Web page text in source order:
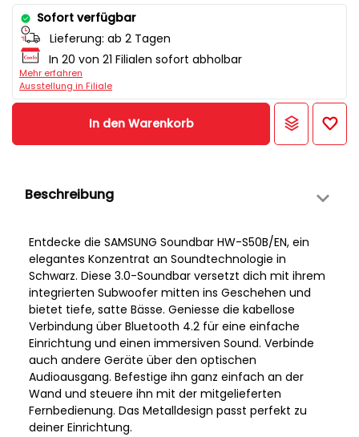
Sofort verfügbar
Lieferung: ab 2 Tagen
In 20 von 21 Filialen sofort abholbar
Mehr erfahren
Ausstellung in Filiale
In den Warenkorb
Beschreibung
Entdecke die SAMSUNG Soundbar HW-S50B/EN, ein
elegantes Konzentrat an Soundtechnologie in
Schwarz. Diese 3.0-Soundbar versetzt dich mit ihrem
integrierten Subwoofer mitten ins Geschehen und
bietet tiefe, satte Bässe. Geniesse die kabellose
Verbindung über Bluetooth 4.2 für eine einfache
Einrichtung und einen immersiven Sound. Verbinde
auch andere Geräte über den optischen
Audioausgang. Befestige ihn ganz einfach an der
Wand und steuere ihn mit der mitgelieferten
Fernbedienung. Das Metalldesign passt perfekt zu
deiner Einrichtung.